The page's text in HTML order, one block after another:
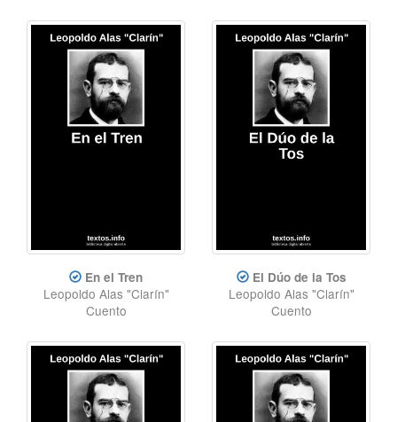
En el Tren
Leopoldo Alas "Clarín"
Cuento
El Dúo de la Tos
Leopoldo Alas "Clarín"
Cuento